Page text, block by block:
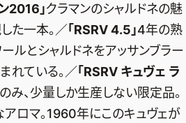
2016」クラマンのシャルドネの魅
た一本。／「RSRV 4.5」4年の熟
ルとシャルドネをアッサンブラー
れている。／「RSRV キュヴェ ラ
み、少量しか生産しない限定品。
ロマ。1960年にこのキュヴェが